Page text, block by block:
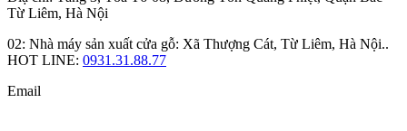
Từ Liêm, Hà Nội
02: Nhà máy sản xuất cửa gỗ: Xã Thượng Cát, Từ Liêm, Hà Nội..
HOT LINE: 0931.31.88.77
Email